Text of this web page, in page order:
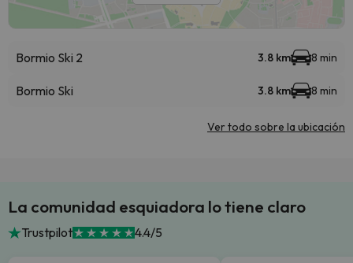
Bormio Ski 2 3.8 km 8 min
Bormio Ski 3.8 km 8 min
Ver todo sobre la ubicación
La comunidad esquiadora lo tiene claro
Trustpilot 4.4/5